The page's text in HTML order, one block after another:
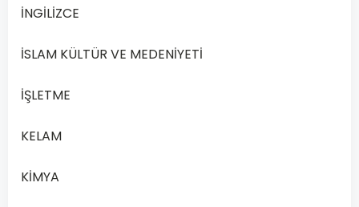
A Ekosistem
D
İNGİLİZCE
İSLAM KÜLTÜR VE MEDENİYETİ
İŞLETME
KELAM
KİMYA